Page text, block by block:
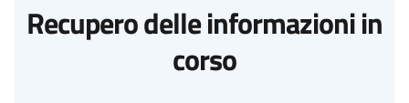
Recupero delle informazioni in
corso